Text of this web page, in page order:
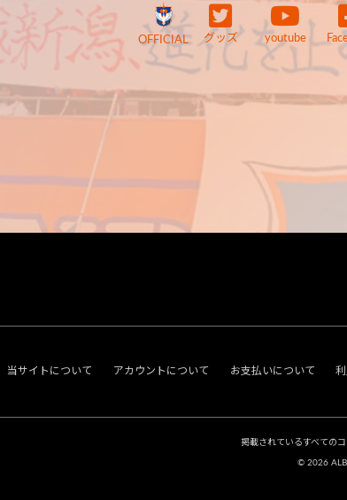
OFFICIAL グッズ youtube
当サイトについて アカウントについて お支払いについて
掲載されているすべての
© 2026